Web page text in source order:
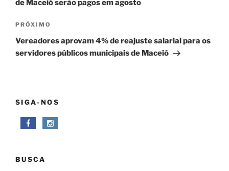
de Maceió serão pagos em agosto
Próximo
post
PRÓXIMO
Vereadores aprovam 4% de reajuste salarial para os
servidores públicos municipais de Maceió
SIGA-NOS
BUSCA